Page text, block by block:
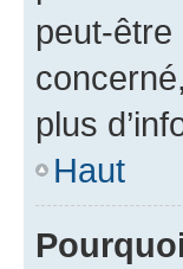
peut-être
plus
Haut